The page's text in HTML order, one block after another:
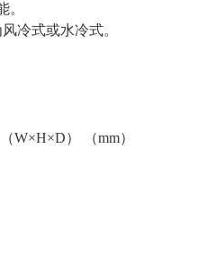
。
冷式或水冷式。
W×H×D） （mm）